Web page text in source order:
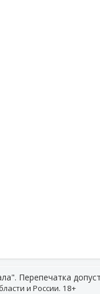
Перепечатка
и России. 18+